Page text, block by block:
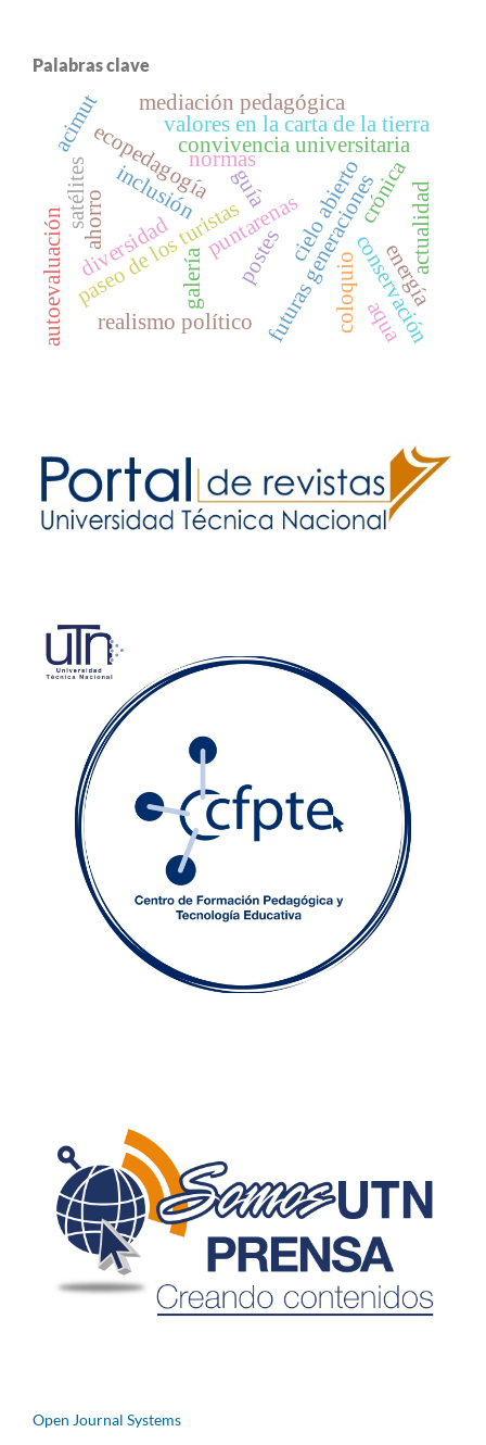
Palabras clave
galería postes
puntarenascielo abierto
paseo de los turistas
convivencia universitaria
valores en la carta de la tierra
ecopedagogía
futuras generacionesconservación
mediación pedagógica
inclusión
diversidad
autoevaluación realismo político coloquio
crónicaactualidad
normas
energía
ahorro
guía
acimut
aqua
satélites
Open Journal Systems